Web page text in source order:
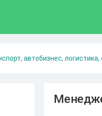
автобизнес,